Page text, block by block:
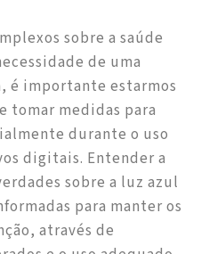
sobre a saúde
de uma
é importante estarmos
tomar medidas para
durante o uso
digitais. Entender a
sobre a luz azul
para manter os
através de